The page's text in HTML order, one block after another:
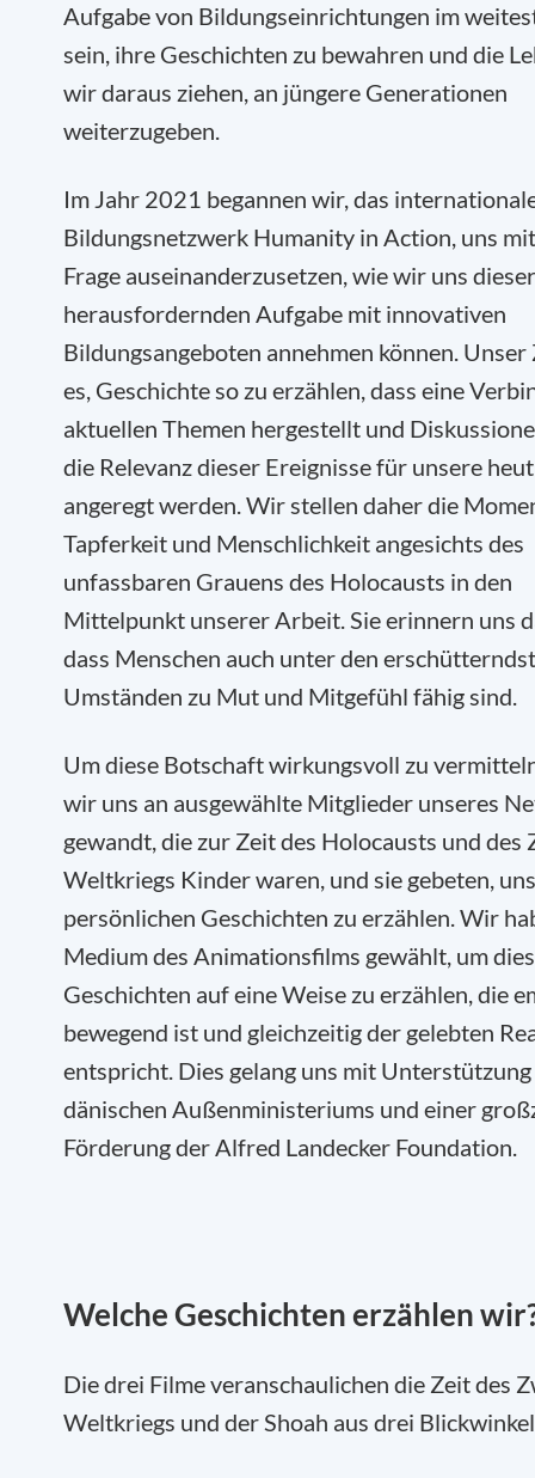
Aufgabe von Bildungseinrichtungen im
sein, ihre Geschichten zu bewahren und die
wir daraus ziehen, an jüngere Generationen
weiterzugeben.
Im Jahr 2021 begannen wir, das
Bildungsnetzwerk Humanity in Action, uns
Frage auseinanderzusetzen, wie wir uns dieser
herausfordernden Aufgabe mit innovativen
Bildungsangeboten annehmen können. Unser
es, Geschichte so zu erzählen, dass eine
aktuellen Themen hergestellt und
die Relevanz dieser Ereignisse für unsere
angeregt werden. Wir stellen daher die
Tapferkeit und Menschlichkeit angesichts des
unfassbaren Grauens des Holocausts in den
Mittelpunkt unserer Arbeit. Sie erinnern uns
dass Menschen auch unter den
Umständen zu Mut und Mitgefühl fähig sind.
Um diese Botschaft wirkungsvoll zu
wir uns an ausgewählte Mitglieder unseres
gewandt, die zur Zeit des Holocausts und des
Weltkriegs Kinder waren, und sie gebeten,
persönlichen Geschichten zu erzählen. Wir
Medium des Animationsfilms gewählt, um
Geschichten auf eine Weise zu erzählen, die
bewegend ist und gleichzeitig der gelebten
entspricht. Dies gelang uns mit Unterstützung
dänischen Außenministeriums und einer
Förderung der Alfred Landecker Foundation.
Welche Geschichten erzählen
Die drei Filme veranschaulichen die Zeit des
Weltkriegs und der Shoah aus drei